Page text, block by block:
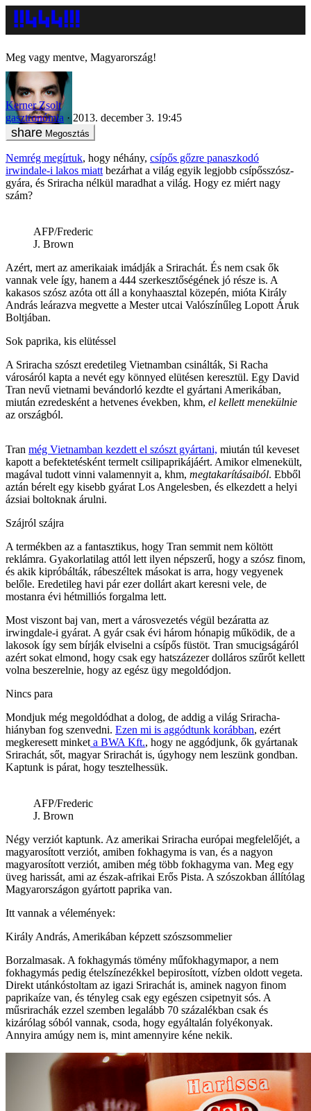
Meg vagy mentve, Magyarország!
Kerner Zsolt
gasztronómia
2013. december 3. 19:45
Megosztás
Nemrég megírtuk, hogy néhány, csípős gőzre panaszkodó
irwindale-i lakos miatt bezárhat a világ egyik legjobb csípősszósz-
gyára, és Sriracha nélkül maradhat a világ. Hogy ez miért nagy
szám?
AFP/Frederic
J. Brown
Azért, mert az amerikaiak imádják a Srirachát. És nem csak ők
vannak vele így, hanem a 444 szerkesztőségének jó része is. A
kakasos szósz azóta ott áll a konyhaasztal közepén, mióta Király
András leárazva megvette a Mester utcai Valószínűleg Lopott Áruk
Boltjában.
Sok paprika, kis elütéssel
A Sriracha szószt eredetileg Vietnamban csinálták, Si Racha
városáról kapta a nevét egy könnyed elütésen keresztül. Egy David
Tran nevű vietnami bevándorló kezdte el gyártani Amerikában,
miután ezredesként a hetvenes években, khm, el kellett menekülnie
az országból.
Tran még Vietnamban kezdett el szószt gyártani, miután túl keveset
kapott a befektetésként termelt csilipaprikájáért. Amikor elmenekült,
magával tudott vinni valamennyit a, khm, megtakarításaiból. Ebből
aztán bérelt egy kisebb gyárat Los Angelesben, és elkezdett a helyi
ázsiai boltoknak árulni.
Szájról szájra
A termékben az a fantasztikus, hogy Tran semmit nem költött
reklámra. Gyakorlatilag attól lett ilyen népszerű, hogy a szósz finom,
és akik kipróbálták, rábeszéltek másokat is arra, hogy vegyenek
belőle. Eredetileg havi pár ezer dollárt akart keresni vele, de
mostanra évi hétmilliós forgalma lett.
Most viszont baj van, mert a városvezetés végül bezáratta az
irwingdale-i gyárat. A gyár csak évi három hónapig működik, de a
lakosok így sem bírják elviselni a csípős füstöt. Tran smucigságáról
azért sokat elmond, hogy csak egy hatszázezer dolláros szűrőt kellett
volna beszerelnie, hogy az egész ügy megoldódjon.
Nincs para
Mondjuk még megoldódhat a dolog, de addig a világ Sriracha-
hiányban fog szenvedni. Ezen mi is aggódtunk korábban, ezért
megkeresett minket a BWA Kft., hogy ne aggódjunk, ők gyártanak
Srirachát, sőt, magyar Srirachát is, úgyhogy nem leszünk gondban.
Kaptunk is párat, hogy tesztelhessük.
AFP/Frederic
J. Brown
Négy verziót kaptunk. Az amerikai Sriracha európai megfelelőjét, a
magyarosított verziót, amiben fokhagyma is van, és a nagyon
magyarosított verziót, amiben még több fokhagyma van. Meg egy
üveg harissát, ami az észak-afrikai Erős Pista. A szószokban állítólag
Magyarországon gyártott paprika van.
Itt vannak a vélemények:
Király András, Amerikában képzett szószsommelier
Borzalmasak. A fokhagymás tömény műfokhagymapor, a nem
fokhagymás pedig ételszínezékkel bepirosított, vízben oldott vegeta.
Direkt utánkóstoltam az igazi Srirachát is, aminek nagyon finom
paprikaíze van, és tényleg csak egy egészen csipetnyit sós. A
műsrirachák ezzel szemben legalább 70 százalékban csak és
kizárólag sóból vannak, csoda, hogy egyáltalán folyékonyak.
Annyira amúgy nem is, mint amennyire kéne nekik.